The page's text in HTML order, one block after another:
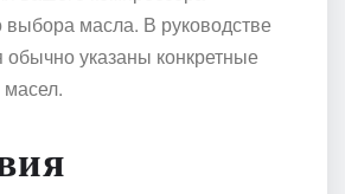
выбора масла. В руководстве
обычно указаны конкретные